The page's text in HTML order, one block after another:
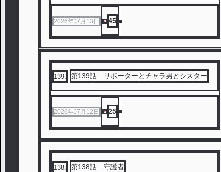
2026年07月13日 45
139. 第139話 サポーターとチャラ男とシスター
2026年07月12日 25
138. 第138話 守護者